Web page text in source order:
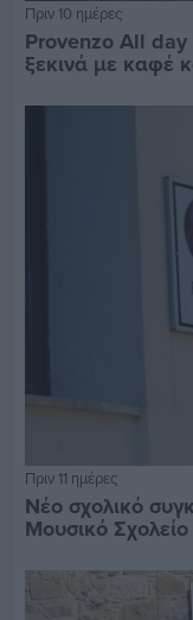
Πριν 10 ημέρες
Provenzo All
ξεκινά με καφέ
Πριν 11 ημέρες
Νέο σχολικό
Μουσικό Σχολείο